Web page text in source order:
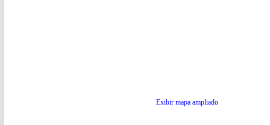
Exibir mapa ampliado